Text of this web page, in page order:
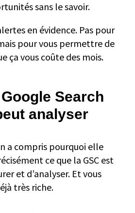
sans le savoir.
en évidence. Pas pour
pour vous permettre de
ça vous coûte des mois.
Search
analyser
a compris pourquoi elle
ce que la GSC est
et d’analyser. Et vous
très riche.